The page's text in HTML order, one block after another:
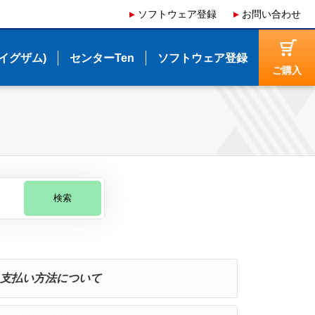
ソフトウェア登録 お問い合わせ
グザム) センターTen ソフトウェア登録
ご購入
ソフトウェア登録 お問い合わせ
グザム) センターTen ソフトウェア登録
ご購入
検索
支払い方法について